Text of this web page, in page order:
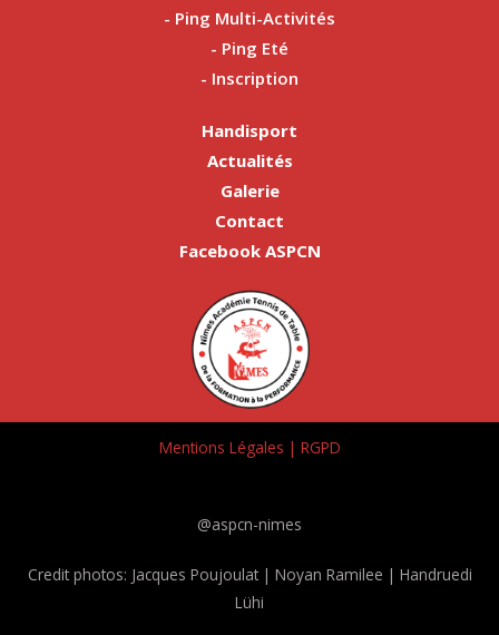
- Ping Multi-Activités
- Ping Eté
- Inscription
Handisport
Actualités
Galerie
Contact
Facebook ASPCN
Mentions Légales | RGPD
@aspcn-nimes
Credit photos: Jacques Poujoulat | Noyan Ramilee | Handruedi
Lühi